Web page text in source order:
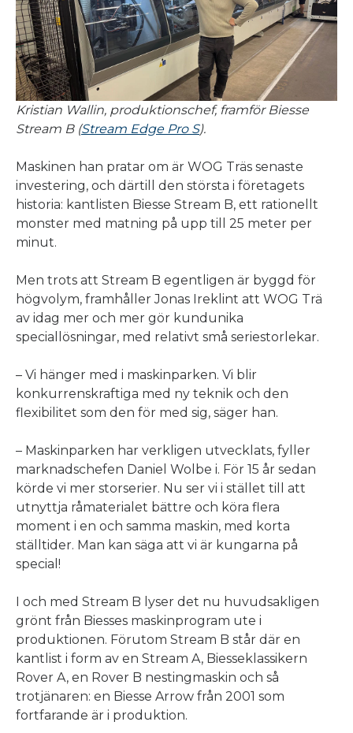
Kristian Wallin, produktionschef, framför Biesse
Stream B (Stream Edge Pro S).
Maskinen han pratar om är WOG Träs senaste
investering, och därtill den största i företagets
historia: kantlisten Biesse Stream B, ett rationellt
monster med matning på upp till 25 meter per
minut.
Men trots att Stream B egentligen är byggd för
högvolym, framhåller Jonas Ireklint att WOG Trä
av idag mer och mer gör kundunika
speciallösningar, med relativt små seriestorlekar.
– Vi hänger med i maskinparken. Vi blir
konkurrenskraftiga med ny teknik och den
flexibilitet som den för med sig, säger han.
– Maskinparken har verkligen utvecklats, fyller
marknadschefen Daniel Wolbe i. För 15 år sedan
körde vi mer storserier. Nu ser vi i stället till att
utnyttja råmaterialet bättre och köra flera
moment i en och samma maskin, med korta
ställtider. Man kan säga att vi är kungarna på
special!
I och med Stream B lyser det nu huvudsakligen
grönt från Biesses maskinprogram ute i
produktionen. Förutom Stream B står där en
kantlist i form av en Stream A, Biesseklassikern
Rover A, en Rover B nestingmaskin och så
trotjänaren: en Biesse Arrow från 2001 som
fortfarande är i produktion.